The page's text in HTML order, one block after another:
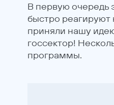
В первую очередь
быстро
приняли нашу
госсектор!
программы.